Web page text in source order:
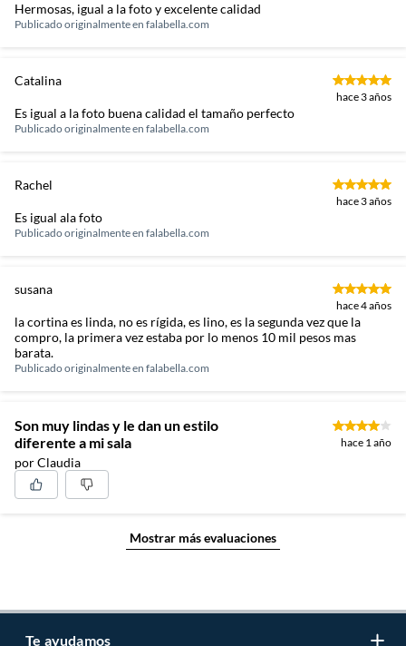
Hermosas, igual a la foto y excelente calidad
Publicado originalmente en falabella.com
Catalina
hace 3 años
Es igual a la foto buena calidad el tamaño perfecto
Publicado originalmente en falabella.com
Rachel
hace 3 años
Es igual ala foto
Publicado originalmente en falabella.com
susana
hace 4 años
la cortina es linda, no es rígida, es lino, es la segunda vez que la
compro, la primera vez estaba por lo menos 10 mil pesos mas
barata.
Publicado originalmente en falabella.com
Son muy lindas y le dan un estilo
diferente a mi sala
por Claudia
hace 1 año
Mostrar más evaluaciones
Te ayudamos